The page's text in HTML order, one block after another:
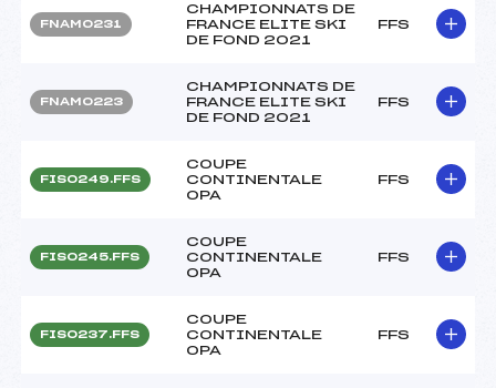
FNAM0231
CHAMPIONNATS DE
FRANCE ELITE SKI
DE FOND 2021
FFS
FNAM0223
CHAMPIONNATS DE
FRANCE ELITE SKI
DE FOND 2021
FFS
FIS0249.FFS
COUPE
CONTINENTALE
OPA
FFS
FIS0245.FFS
COUPE
CONTINENTALE
OPA
FFS
FIS0237.FFS
COUPE
CONTINENTALE
OPA
FFS